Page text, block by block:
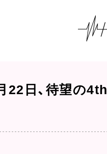
日、待望の4th